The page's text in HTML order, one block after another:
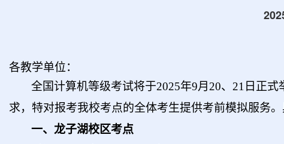
各教学单位：
全国计算机等级考试将于2025年9月20、21日正
求，特对报考我校考点的全体考生提供考前模拟服务。
一、龙子湖校区考点